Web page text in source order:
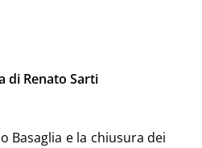
di Renato Sarti
Basaglia e la chiusura dei